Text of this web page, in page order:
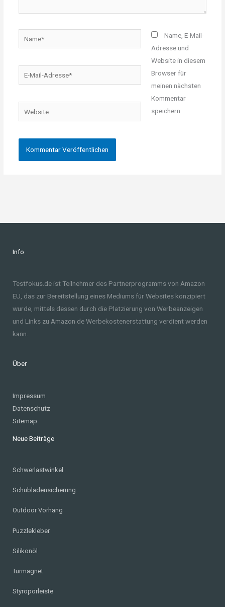
Mail-
Website
Name, E-Mail-
Adresse und
Website in diesem
Browser für
meinen nächsten
Kommentar
speichern.
Info
Testfokus.de ist Teilnehmer des Partnerprogramms von Amazon
EU, das zur Bereitstellung eines Mediums für Websites konzipiert
wurde, mittels dessen durch die Platzierung von Werbeanzeigen
und Links zu Amazon.de Werbekostenerstattung verdient werden
kann.
Über
Impressum
Datenschutz
Sitemap
Neue Beiträge
Schwerlastwinkel
Schubladensicherung
Outdoor Vorhang
Puzzlekleber
Silikonöl
Türmagnet
Styroporleiste